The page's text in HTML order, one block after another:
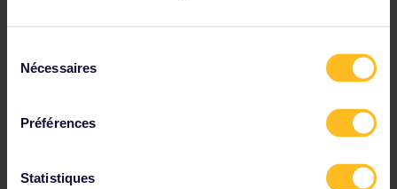
Nécessaires
Préférences
Statistiques